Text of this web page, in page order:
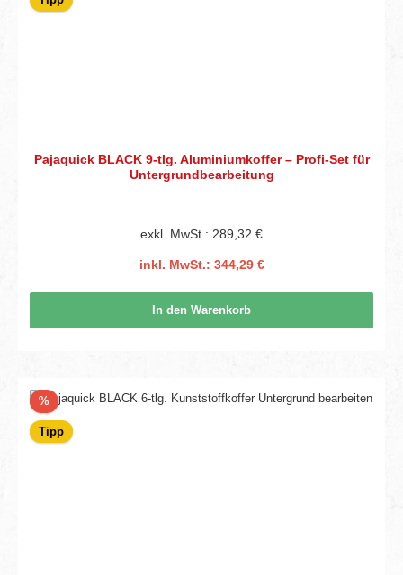
Pajaquick BLACK 9-tlg. Aluminiumkoffer – Profi-Set für
Untergrundbearbeitung
exkl. MwSt.: 289,32 €
inkl. MwSt.: 344,29 €
In den Warenkorb
%Rabatt
Tipp